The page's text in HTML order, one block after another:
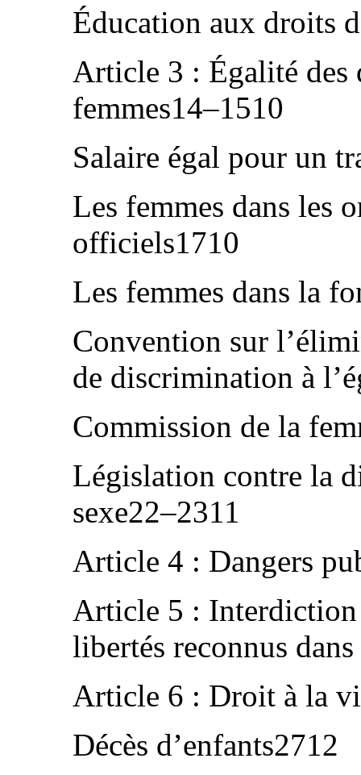
Éducation aux droits
Article 3 : Égalité des
femmes14–1510
Salaire égal pour un
Les femmes dans les
officiels1710
Les femmes dans la
Convention sur
de discrimination à
Commission de la
Législation contre la
sexe22–2311
Article 4 : Dangers
Article 5 : Interdiction
libertés reconnus
Article 6 : Droit à la
Décès d’enfants2712